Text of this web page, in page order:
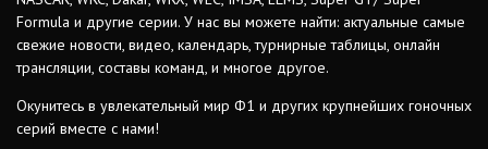
Formula и другие серии. У нас вы можете найти: актуальные самые
свежие новости, видео, календарь, турнирные таблицы, онлайн
трансляции, составы команд, и многое другое.
Окунитесь в увлекательный мир Ф1 и других крупнейших гоночных
серий вместе с нами!